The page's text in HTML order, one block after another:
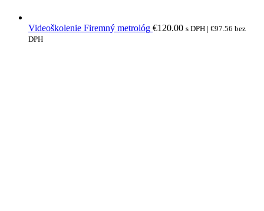
Videoškolenie Firemný metrológ €120.00 s DPH | €97.56 bez
DPH